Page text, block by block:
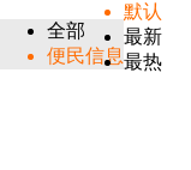
全部
便民信息
默认
最新
最热